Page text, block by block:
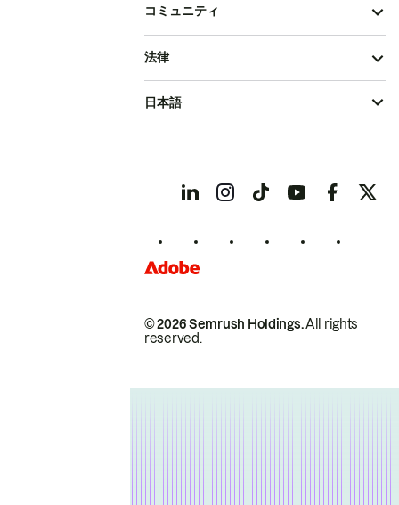
コミュニティ
© 2026 Semrush Holdings.All rights
reserved.
法律
日本語